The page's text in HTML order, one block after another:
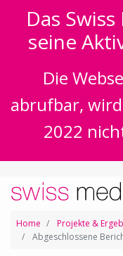
Das
seine
Die
abrufbar,
2022
Home Projekte &
Abgeschlossene